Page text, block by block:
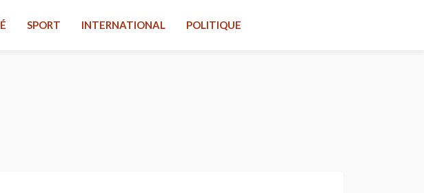
SPORT INTERNATIONAL POLITIQUE